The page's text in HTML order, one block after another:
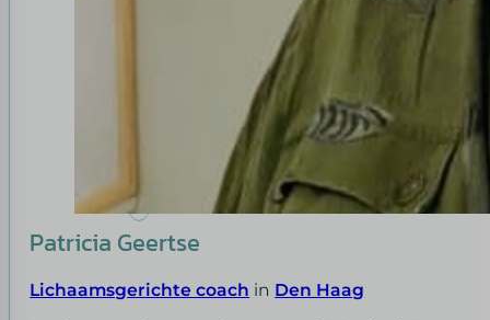
Patricia Geertse
Lichaamsgerichte coach in Den Haag